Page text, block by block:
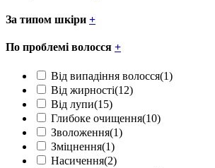
За типом шкіри +
По проблемі волосся +
Від випадіння волосся(1)
Від жирності(12)
Від лупи(15)
Глибоке очищення(10)
Зволоження(1)
Зміцнення(1)
Насичення(2)